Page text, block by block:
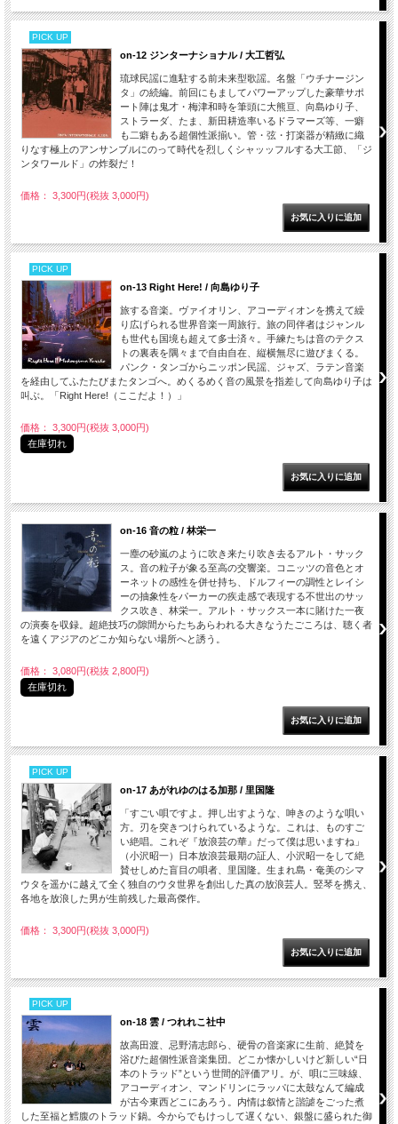
PICK UP
on-12 ジンターナショナル / 大工哲弘
琉球民謡に進駐する前未来型歌謡。名盤「ウチナージン
タ」の続編。前回にもましてパワーアップした豪華サポ
ート陣は鬼才・梅津和時を筆頭に大熊亘、向島ゆり子、
ストラーダ、たま、新田耕造率いるドラマーズ等、一癖
も二癖もある超個性派揃い。管・弦・打楽器が精緻に織
りなす極上のアンサンブルにのって時代を烈しくシャッッフルする大工節、「ジ
ンタワールド」の炸裂だ！
価格： 3,300円(税抜 3,000円)
PICK UP
on-13 Right Here! / 向島ゆり子
旅する音楽。ヴァイオリン、アコーディオンを携えて繰
り広げられる世界音楽一周旅行。旅の同伴者はジャンル
も世代も国境も超えて多士済々。手練たちは音のテクス
トの裏表を隅々まで自由自在、縦横無尽に遊びまくる。
パンク・タンゴからニッポン民謡、ジャズ、ラテン音楽
を経由してふたたびまたタンゴへ。めくるめく音の風景を指差して向島ゆり子は
叫ぶ。「Right Here!（ここだよ！）」
価格： 3,300円(税抜 3,000円)
在庫切れ
on-16 音の粒 / 林栄一
一塵の砂嵐のように吹き来たり吹き去るアルト・サック
ス。音の粒子が象る至高の交響楽。コニッツの音色とオ
ーネットの感性を併せ持ち、ドルフィーの調性とレイシ
ーの抽象性をパーカーの疾走感で表現する不世出のサッ
クス吹き、林栄一。アルト・サックス一本に賭けた一夜
の演奏を収録。超絶技巧の隙間からたちあらわれる大きなうたごころは、聴く者
を遠くアジアのどこか知らない場所へと誘う。
価格： 3,080円(税抜 2,800円)
在庫切れ
PICK UP
on-17 あがれゆのはる加那 / 里国隆
「すごい唄ですよ。押し出すような、呻きのような唄い
方。刃を突きつけられているような。これは、ものすご
い絶唱。これぞ『放浪芸の華』だって僕は思いますね」
（小沢昭一）日本放浪芸最期の証人、小沢昭一をして絶
賛せしめた盲目の唄者、里国隆。生まれ島・奄美のシマ
ウタを遥かに越えて全く独自のウタ世界を創出した真の放浪芸人。竪琴を携え、
各地を放浪した男が生前残した最高傑作。
価格： 3,300円(税抜 3,000円)
PICK UP
on-18 雲 / つれれこ社中
故高田渡、忌野清志郎ら、硬骨の音楽家に生前、絶賛を
浴びた超個性派音楽集団。どこか懐かしいけど新しい“日
本のトラッド”という世間的評価アリ。が、唄に三味線、
アコーディオン、マンドリンにラッパに太鼓なんて編成
が古今東西どこにあろう。内情は叙情と諧謔をごった煮
した至福と鱈腹のトラッド鍋。今からでもけっして遅くない、銀盤に盛られた御